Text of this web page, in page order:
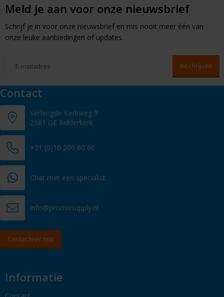
Meld je aan voor onze nieuwsbrief
Schrijf je in voor onze nieuwsbrief en mis nooit meer één van
onze leuke aanbiedingen of updates.
Contact
Verlengde Kerkweg 9
2981 GE Ridderkerk
+31 (0)10 200 60 60
Chat met een specialist
info@promosupply.nl
Contacteer ons
Informatie